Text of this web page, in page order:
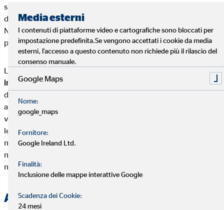
sanitaria internazionale.
dei Paesi si paga da sé e i costi delle cure non sono coperti.
Negli Stati Uniti, ad esempio, le spese mediche sono
particolarmente elevate.
L'assicurazione sanitaria internazionale
può essere stipulata
in modo flessibile
. Può essere stipulata per determinati giorni
di viaggio, nell'arco di un anno o per viaggi più lunghi
all'estero, come ad esempio per lavoro e viaggi, o per un
viaggio intorno al mondo. In generale, l’assicurazione include
le seguenti misure: assistenza medica e cure mediche per
malattie acute o infortuni, cure ospedaliere, medicinali,
medicazioni e rimedi, nonché trasporti necessari per le cure
mediche.
Assicurazione di Annullamento
Media esterni
I contenuti di piattaforme video e cartografiche sono bloccati per
impostazione predefinita.Se vengono accettati i cookie da media
esterni, l'accesso a questo contenuto non richiede più il rilascio del
consenso manuale.
Google Maps
Nome:
google_maps
Fornitore:
Google Ireland Ltd.
Finalità:
Inclusione delle mappe interattive Google
Scadenza dei Cookie:
24 mesi